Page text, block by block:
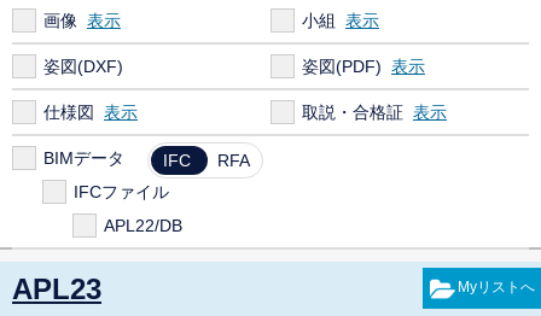
画像 小組
姿図(DXF) 姿図(PDF)
仕様図 取説・合格証
BIMデータ IFC
RFA
IFCファイル
APL22/DB
APL23